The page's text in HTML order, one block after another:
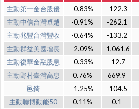
主動第一金台股優 -0.83% -122.3
主動中信台灣卓越
-0.91% -262.1
主動兆豐台灣豐收
-0.64% -133.2
主動群益美國增長
-2.09% -1,061.6
主動復華金融股息
-0.33% -12.7
主動野村臺灣高息
0.76% 669.9
邑錡
-1.25% -104.5
主動聯博動能50
0.11% 0.1